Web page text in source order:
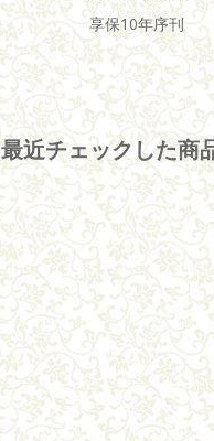
享保10年序刊
最近チェックした商